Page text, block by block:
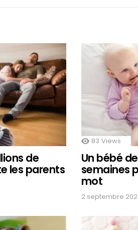
de
les parents
83 Views
Un bébé
semaines
mot
2 septembre